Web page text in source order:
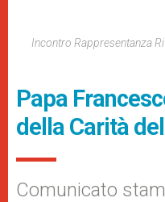
Incontro Rappresentanza
Papa
della Carità
Comunicato